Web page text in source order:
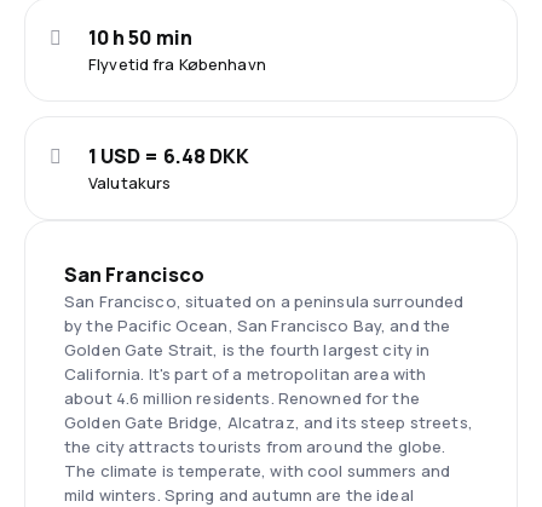
Flyvetid fra København
10 h 50 min
Valutakurs
1 USD = 6.48 DKK
San Francisco
San Francisco, situated on a peninsula surrounded
by the Pacific Ocean, San Francisco Bay, and the
Golden Gate Strait, is the fourth largest city in
California. It's part of a metropolitan area with
about 4.6 million residents. Renowned for the
Golden Gate Bridge, Alcatraz, and its steep streets,
the city attracts tourists from around the globe.
The climate is temperate, with cool summers and
mild winters. Spring and autumn are the ideal